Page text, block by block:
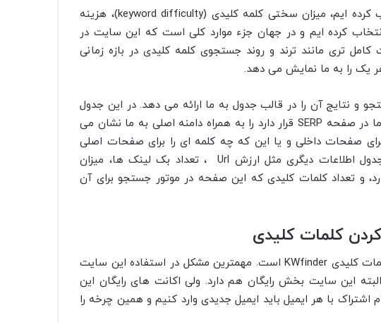
این سایت میزان جستجو در کشوری که انتخاب کرده ایم، میزان سختی کلمه کلیدی (keyword difficulty)، هزینه
کرده ایم و در جهان جزء موارد کلی است که این سایت در
کامل تری مانند ترند و روند جستجوی کلمه کلیدی در بازه زمانی
یک را به ما نمایش می دهد.
آن را در قالب جدول به ما ارائه می دهد. در این جدول
می توانیم ادرس صفحه ای که با کیورد مدنظر ما در صفحه SERP قرار دارد را به همراه دامنه اصلی به ما نشان می
صفحات داخلی و یا این که چه کلمه ای را برای صفحات اصلی
انتخاب کنیم بسیار موثر خواهد بود. در این جدول اطلاعات دیگری مثل ارزش Url ، تعداد بک لینک ها، میزان
و تعداد کلمات کلیدی که این صفحه در موتور جستجو برای آن
یکی از بهترین و کامل ترین ابزار های تحقیق کلمات کلیدی KWfinder است. مهمترین مشکل در استفاده این سایت
این سایت بخش رایگان هم دارد. ولی اکانت های رایگان این
با هر ایمیل باید ایمیل جدیدی وارد کنیم و همین چرخه را